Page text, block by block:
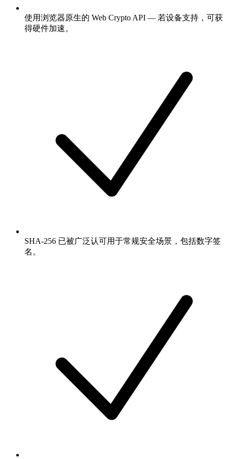
使用浏览器原生的 Web Crypto API — 若设备支持，可获
得硬件加速。
SHA-256 已被广泛认可用于常规安全场景，包括数字签
名。